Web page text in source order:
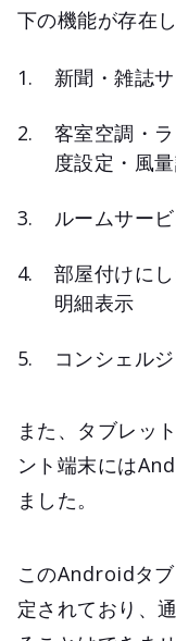
下の機能が存在し
新聞・雑誌
客室空調・
度設定・風量
ルームサー
部屋付けに
明細表示
コンシェル
また、タブレッ
ント端末には
ました。
このAndroidタ
定されており、